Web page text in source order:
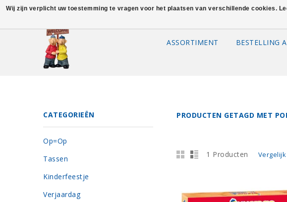
ASSORTIMENT BESTELLING
PRODUCTEN GETAGD MET
1 Producten
CATEGORIEËN
Op=Op
Tassen
Kinderfeestje
Verjaardag
Wij zijn verplicht uw toestemming te vragen voor het plaatsen van verschillende cookies.